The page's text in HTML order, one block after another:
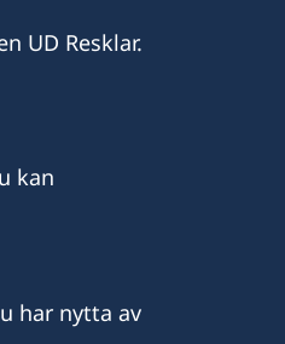
UD Resklar.
kan
har nytta av